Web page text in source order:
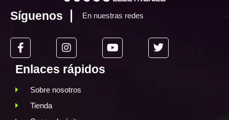
Síguenos En nuestras redes
Enlaces rápidos
Sobre nosotros
Tienda